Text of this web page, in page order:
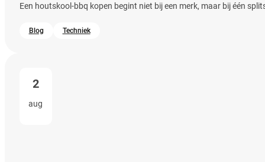
Een houtskool-bbq kopen begint niet bij een merk, maar bij één
Blog Techniek
2
aug